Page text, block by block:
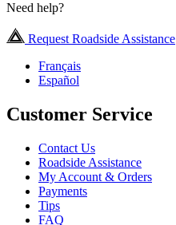
Need help?
Request Roadside Assistance
Français
Español
Customer Service
Contact Us
Roadside Assistance
My Account & Orders
Payments
Tips
FAQ